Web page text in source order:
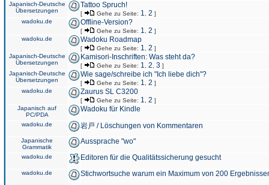
Japanisch-Deutsche
Übersetzungen
Tattoo Spruch!
[ Gehe zu Seite: 1 2 ]
wadoku.de
Offline-Version?
[ Gehe zu Seite: 1 2 ]
wadoku.de
Wadoku Roadmap
[ Gehe zu Seite: 1 2 ]
Japanisch-Deutsche
Übersetzungen
Kamisori-Inschriften: Was steht da?
[ Gehe zu Seite: 1 2 3 ]
Japanisch-Deutsche
Übersetzungen
Wie sage/schreibe ich "Ich liebe dich"?
[ Gehe zu Seite: 1 2 ]
wadoku.de
Zaurus SL C3200
[ Gehe zu Seite: 1 2 ]
Japanisch auf
PC/PDA
Wadoku für Kindle
wadoku.de 岩戸 / Löschungen von Kommentaren
Japanische
Grammatik
Aussprache "wo"
wadoku.de Editoren für die Qualitätssicherung gesucht
wadoku.de Stichwortsuche warum ein Maximum von 200